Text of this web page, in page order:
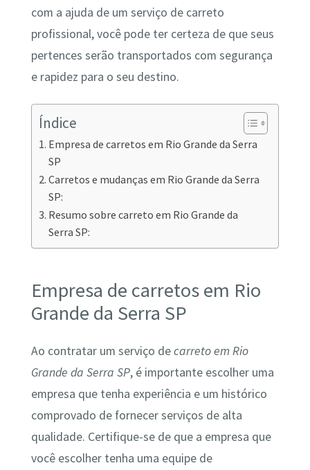
com a ajuda de um serviço de carreto
profissional, você pode ter certeza de que seus
pertences serão transportados com segurança
e rapidez para o seu destino.
Índice
Empresa de carretos em Rio Grande da Serra
SP
Carretos e mudanças em Rio Grande da Serra
SP:
Resumo sobre carreto em Rio Grande da
Serra SP:
Empresa de carretos em Rio
Grande da Serra SP
Ao contratar um serviço decarreto em Rio
Grande da Serra SP, é importante escolher uma
empresa que tenha experiência e um histórico
comprovado de fornecer serviços de alta
qualidade. Certifique-se de que a empresa que
você escolher tenha uma equipe de